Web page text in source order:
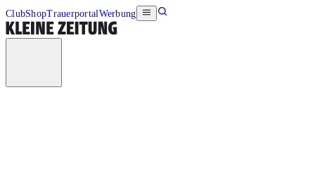
ClubShopTrauerportalWerbung